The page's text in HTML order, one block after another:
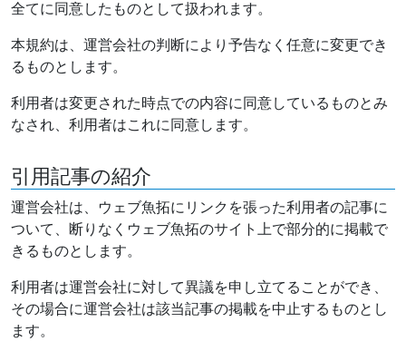
全てに同意したものとして扱われます。
本規約は、運営会社の判断により予告なく任意に変更でき
るものとします。
利用者は変更された時点での内容に同意しているものとみ
なされ、利用者はこれに同意します。
引用記事の紹介
運営会社は、ウェブ魚拓にリンクを張った利用者の記事に
ついて、断りなくウェブ魚拓のサイト上で部分的に掲載で
きるものとします。
利用者は運営会社に対して異議を申し立てることができ、
その場合に運営会社は該当記事の掲載を中止するものとし
ます。